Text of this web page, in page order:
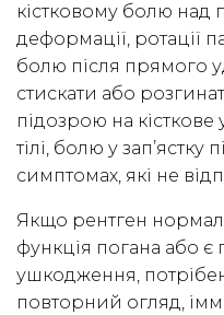
кістковому болю над
деформації, ротації
болю після прямого
стискати або
підозрою на
тілі, болю у зап’ястку
симптомах, які не
Якщо рентген
функція погана або є
ушкодження,
повторний огляд,